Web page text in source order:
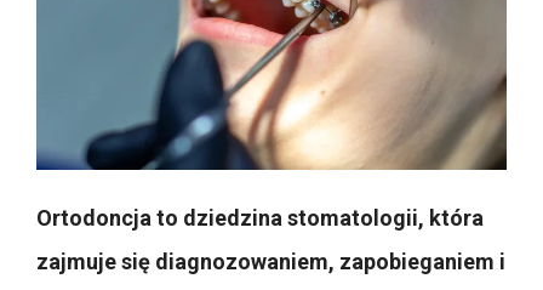
Ortodoncja to dziedzina stomatologii, która
zajmuje się diagnozowaniem, zapobieganiem i